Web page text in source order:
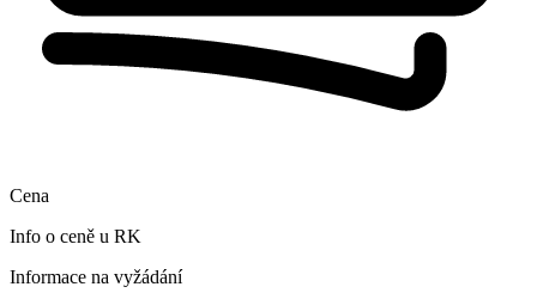
Cena
Info o ceně u RK
Informace na vyžádání